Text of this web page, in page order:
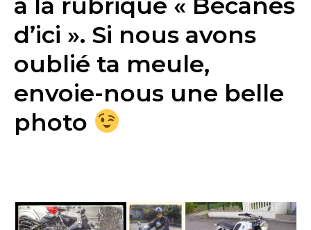
d’ici ». Si nous avons
oublié ta meule,
envoie-nous une belle
photo